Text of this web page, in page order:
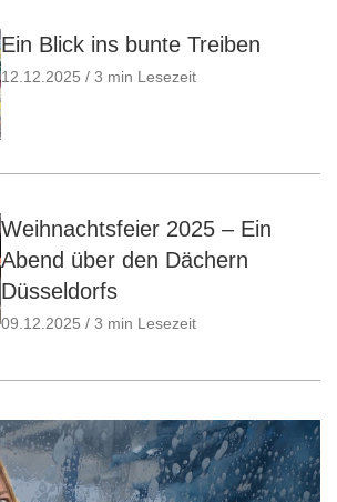
Ein Blick ins bunte Treiben
12.12.2025 / 3 min Lesezeit
Weihnachtsfeier 2025 – Ein
Abend über den Dächern
Düsseldorfs
09.12.2025 / 3 min Lesezeit